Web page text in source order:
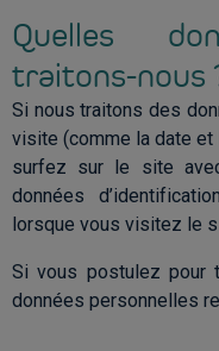
Quelles
traitons-nous
Si nous traitons des
visite (comme la date et
surfez sur le site
données
lorsque vous visitez le
Si vous postulez pour
données personnelles